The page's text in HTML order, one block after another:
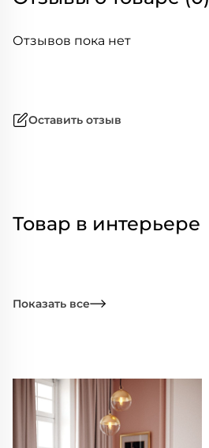
Отзывов пока нет
Оставить отзыв
Товар в интерьере
Показать все